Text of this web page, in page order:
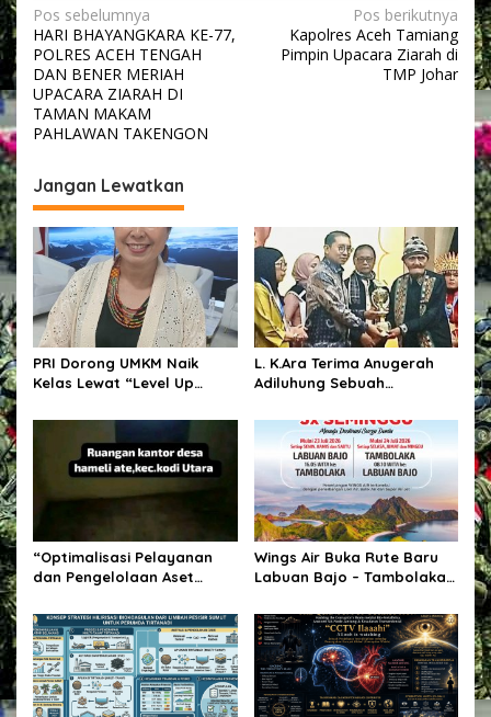
N
a
v
i
g
a
s
i
p
o
s
Pos sebelumnya
HARI BHAYANGKARA KE-77,
POLRES ACEH TENGAH
DAN BENER MERIAH
UPACARA ZIARAH DI
TAMAN MAKAM
PAHLAWAN TAKENGON
Pos berikutnya
Kapolres Aceh Tamiang
Pimpin Upacara Ziarah di
TMP Johar
Jangan Lewatkan
PRI Dorong UMKM Naik
Kelas Lewat “Level Up
Nasional hingga
Internasional
L. K.Ara Terima Anugerah
Adiluhung Sebuah
Penyair yang Jaga Nurani
Bangsa
“Optimalisasi Pelayanan
dan Pengelolaan Aset
Wings Air Buka Rute Baru
Labuan Bajo – Tambolaka 3
Pariwisata NTT LABUAN
BAJO.